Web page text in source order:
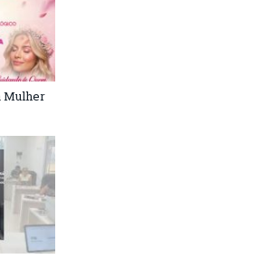
Mulher